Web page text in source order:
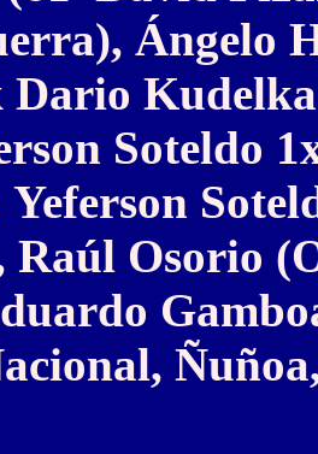
Ángelo
Soteldo
Raúl Osorio